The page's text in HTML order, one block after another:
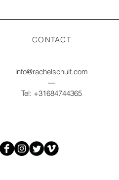
CONTACT
info@rachelschuit.com
—
Tel: +31684744365